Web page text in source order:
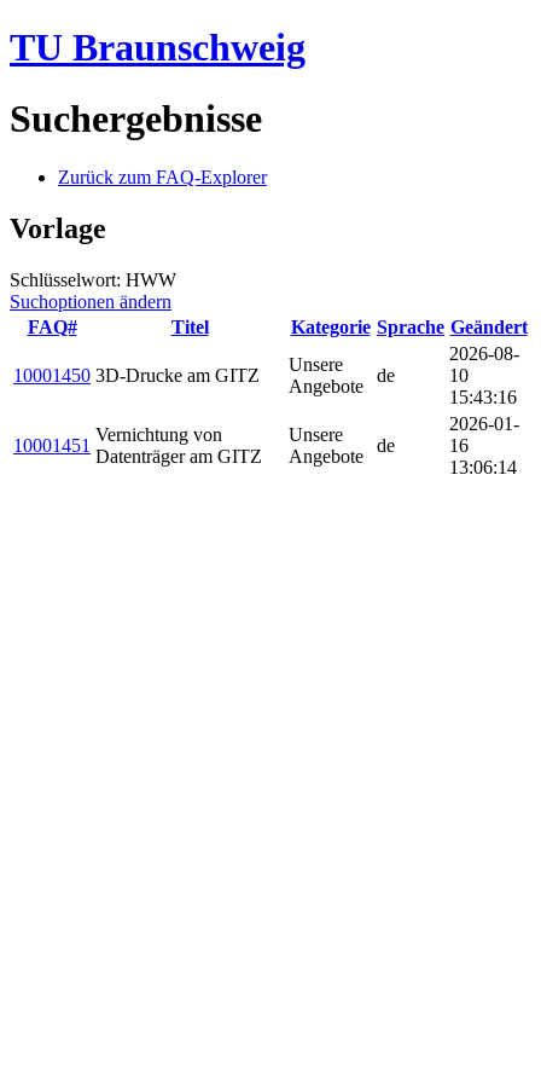
TU Braunschweig
Suchergebnisse
Zurück zum FAQ-Explorer
Vorlage
Schlüsselwort: HWW
Suchoptionen ändern
FAQ#
Titel Kategorie Sprache Geändert
10001450 3D-Drucke am GITZ
Unsere
Angebote
de
2026-08-
10
15:43:16
10001451
Vernichtung von
Datenträger am GITZ
Unsere
Angebote
de
2026-01-
16
13:06:14